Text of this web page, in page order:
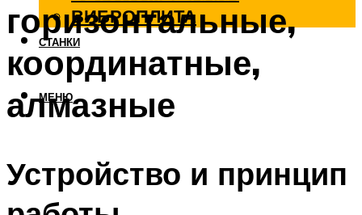
ВИБРОПЛИТА
СТАНКИ
МЕНЮ
горизонтальные,
координатные,
алмазные
Устройство и принцип